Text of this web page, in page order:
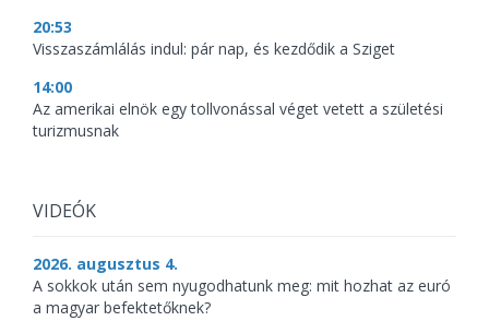
20:53
Visszaszámlálás indul: pár nap, és kezdődik a Sziget
14:00
Az amerikai elnök egy tollvonással véget vetett a születési
turizmusnak
VIDEÓK
2026. augusztus 4.
A sokkok után sem nyugodhatunk meg: mit hozhat az euró
a magyar befektetőknek?